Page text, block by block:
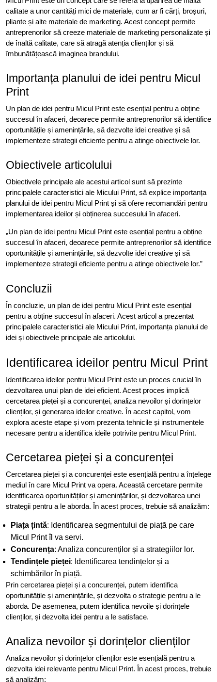
calitate a unor cantități mici de materiale, cum ar fi cărți, broșuri,
pliante și alte materiale de marketing. Acest concept permite
antreprenorilor să creeze materiale de marketing personalizate și
de înaltă calitate, care să atragă atenția clienților și să
îmbunătățească imaginea brandului.
Importanța planului de idei pentru Micul
Print
Un plan de idei pentru Micul Print este esențial pentru a obține
succesul în afaceri, deoarece permite antreprenorilor să identifice
oportunitățile și amenințările, să dezvolte idei creative și să
implementeze strategii eficiente pentru a atinge obiectivele lor.
Obiectivele articolului
Obiectivele principale ale acestui articol sunt să prezinte
principalele caracteristici ale Micului Print, să explice importanța
planului de idei pentru Micul Print și să ofere recomandări pentru
implementarea ideilor și obținerea succesului în afaceri.
„Un plan de idei pentru Micul Print este esențial pentru a obține
succesul în afaceri, deoarece permite antreprenorilor să identifice
oportunitățile și amenințările, să dezvolte idei creative și să
implementeze strategii eficiente pentru a atinge obiectivele lor.”
Concluzii
În concluzie, un plan de idei pentru Micul Print este esențial
pentru a obține succesul în afaceri. Acest articol a prezentat
principalele caracteristici ale Micului Print, importanța planului de
idei și obiectivele principale ale articolului.
Identificarea ideilor pentru Micul Print
Identificarea ideilor pentru Micul Print este un proces crucial în
dezvoltarea unui plan de idei eficient. Acest proces implică
cercetarea pieței și a concurenței, analiza nevoilor și dorințelor
clienților, și generarea ideilor creative. În acest capitol, vom
explora aceste etape și vom prezenta tehnicile și instrumentele
necesare pentru a identifica ideile potrivite pentru Micul Print.
Cercetarea pieței și a concurenței
Cercetarea pieței și a concurenței este esențială pentru a înțelege
mediul în care Micul Print va opera. Această cercetare permite
identificarea oportunităților și amenințărilor, și dezvoltarea unei
strategii pentru a le aborda. În acest proces, trebuie să analizăm:
Piața țintă: Identificarea segmentului de piață pe care
Micul Print îl va servi.
Concurența: Analiza concurenților și a strategiilor lor.
Tendințele pieței: Identificarea tendințelor și a
schimbărilor în piață.
Prin cercetarea pieței și a concurenței, putem identifica
oportunitățile și amenințările, și dezvolta o strategie pentru a le
aborda. De asemenea, putem identifica nevoile și dorințele
clienților, și dezvolta idei pentru a le satisface.
Analiza nevoilor și dorințelor clienților
Analiza nevoilor și dorințelor clienților este esențială pentru a
dezvolta idei relevante pentru Micul Print. În acest proces, trebuie
să analizăm: